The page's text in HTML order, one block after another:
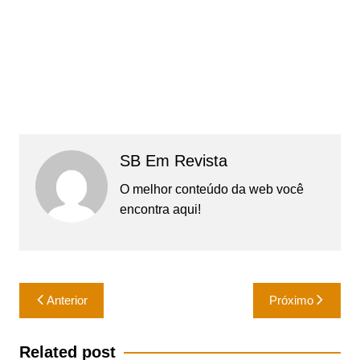
SB Em Revista
O melhor conteúdo da web você
encontra aqui!
Navegação
de
Post
Anterior Próximo
Related post